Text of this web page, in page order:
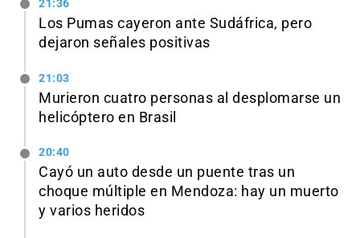
21:36
Los Pumas cayeron ante Sudáfrica, pero
dejaron señales positivas
21:03
Murieron cuatro personas al desplomarse un
helicóptero en Brasil
20:40
Cayó un auto desde un puente tras un
choque múltiple en Mendoza: hay un muerto
y varios heridos